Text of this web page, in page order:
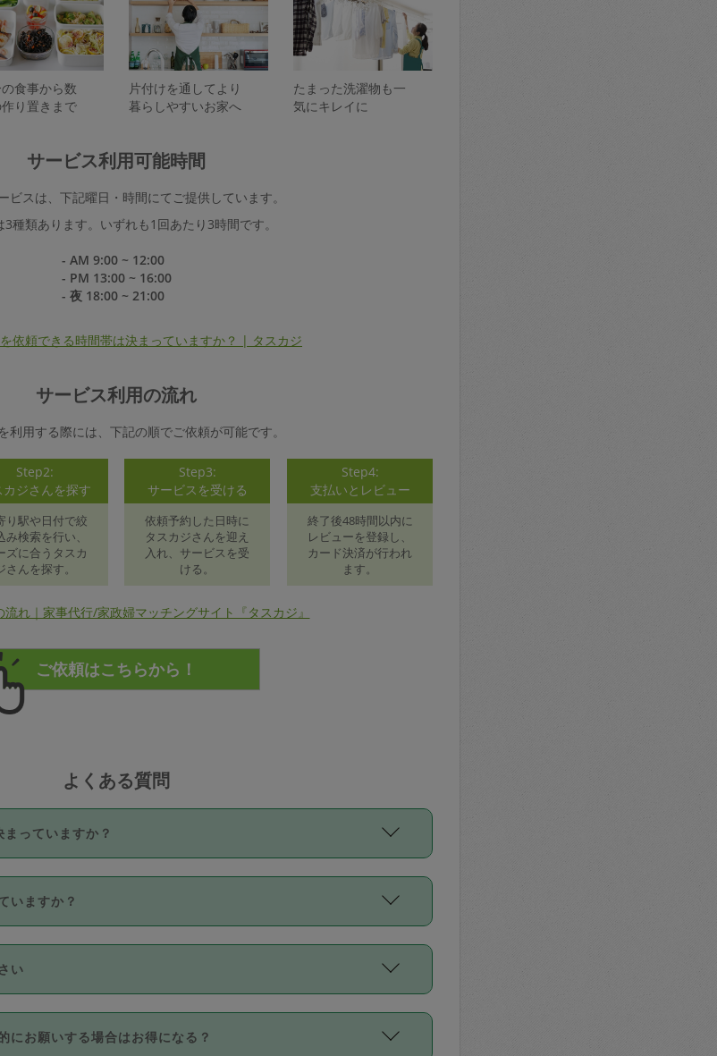
食事から数
り置きまで
片付けを通してより
暮らしやすいお家へ
たまった洗濯物も一
気にキレイに
サービス利用可能時間
ビスは、下記曜日・時間にてご提供しています。
3種類あります。いずれも1回あたり3時間です。
- AM 9:00 ~ 12:00
- PM 13:00 ~ 16:00
- 夜 18:00 ~ 21:00
依頼できる時間帯は決まっていますか？ | タスカジ
サービス利用の流れ
利用する際には、下記の順でご依頼が可能です。
Step2:
カジさんを探す
り駅や日付で絞
み検索を行い、
ズに合うタスカ
さんを探す。
Step3:
サービスを受ける
依頼予約した日時に
タスカジさんを迎え
入れ、サービスを受
ける。
Step4:
支払いとレビュー
終了後48時間以内に
レビューを登録し、
カード決済が行われ
ます。
流れ｜家事代行/家政婦マッチングサイト『タスカジ』
よくある質問
っていますか？
す。3時間を超えて依頼したい場合は、延長機能をご利用くださ
には、タスカジさんに事前に相談し、合意の上事前申請すること
下回っても、値引き等はございません。
いますか？
スカジさん自身が価格を選んで設定しています。
は最初は制限があり、レビュー件数、レビューの平均値、などで
上がっていく仕組みになっています。
い
ード（Visa／Master／JCB／AMERICAN EXPRESS／Diners
にお願いする場合はお得になる？